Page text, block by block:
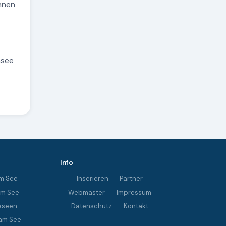
See
See
See
Info
Inserieren
Partner
Webmaster
Impressum
Datenschutz
Kontakt